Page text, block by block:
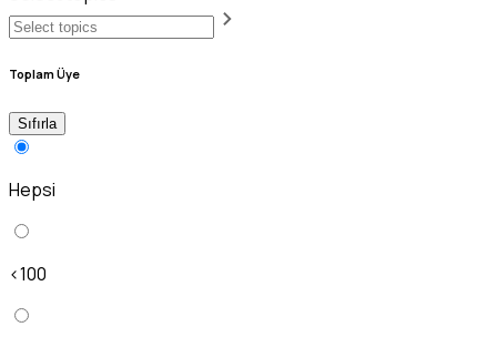
Toplam Üye
Sıfırla
Hepsi
<100